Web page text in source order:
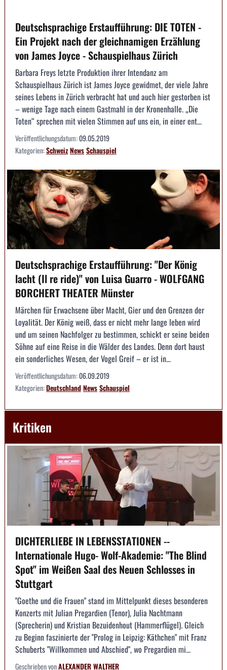
Deutschsprachige Erstaufführung: DIE TOTEN -
Ein Projekt nach der gleichnamigen Erzählung
von James Joyce - Schauspielhaus Zürich
Barbara Freys letzte Produktion ihrer Intendanz am
Schauspielhaus Zürich ist James Joyce gewidmet, der viele Jahre
seines Lebens in Zürich verbracht hat und auch hier gestorben ist
– wenige Tage nach einem Gastmahl in der Kronenhalle. „Die
Toten“ sprechen mit vielen Stimmen auf uns ein, in einer ent...
Veröffentlichungsdatum:09.05.2019
Kategorien:SchweizNewsSchauspiel
Deutschsprachige Erstaufführung: "Der König
lacht (Il re ride)" von Luisa Guarro - WOLFGANG
BORCHERT THEATER Münster
Märchen für Erwachsene über Macht, Gier und den Grenzen der
Loyalität. Der König weiß, dass er nicht mehr lange leben wird
und um seinen Nachfolger zu bestimmen, schickt er seine beiden
Söhne auf eine Reise in die Wälder des Landes. Denn dort haust
ein sonderliches Wesen, der Vogel Greif – er ist in...
Veröffentlichungsdatum:06.09.2019
Kategorien:DeutschlandNewsSchauspiel
Kritiken
DICHTERLIEBE IN LEBENSSTATIONEN --
Internationale Hugo- Wolf-Akademie: "The Blind
Spot" im Weißen Saal des Neuen Schlosses in
Stuttgart
"Goethe und die Frauen" stand im Mittelpunkt dieses besonderen
Konzerts mit Julian Pregardien (Tenor), Julia Nachtmann
(Sprecherin) und Kristian Bezuidenhout (Hammerflügel). Gleich
zu Beginn faszinierte der "Prolog in Leipzig: Käthchen" mit Franz
Schuberts "Willkommen und Abschied", wo Pregardien mi...
Geschrieben vonALEXANDER WALTHER